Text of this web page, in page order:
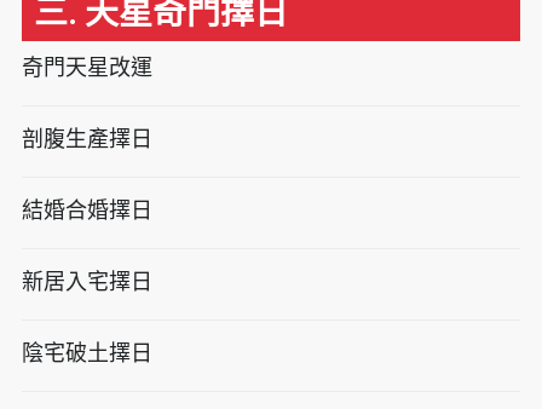
三. 天星奇門擇日
奇門天星改運
剖腹生產擇日
結婚合婚擇日
新居入宅擇日
陰宅破土擇日